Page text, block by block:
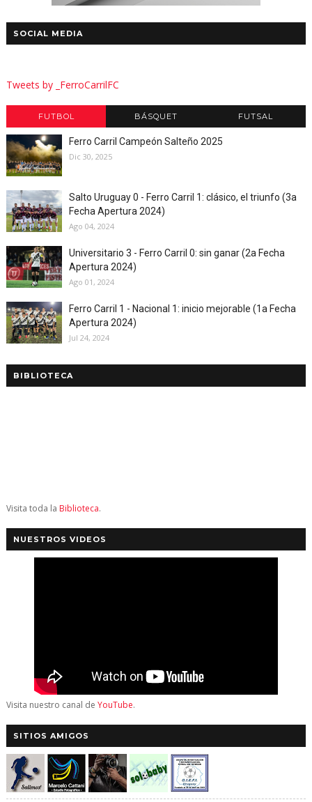
SOCIAL MEDIA
Tweets by _FerroCarrilFC
FUTBOL BÁSQUET FUTSAL
Ferro Carril Campeón Salteño 2025
Dic 30, 2025
Salto Uruguay 0 - Ferro Carril 1: clásico, el triunfo (3a
Fecha Apertura 2024)
Ago 04, 2024
Universitario 3 - Ferro Carril 0: sin ganar (2a Fecha
Apertura 2024)
Ago 01, 2024
Ferro Carril 1 - Nacional 1: inicio mejorable (1a Fecha
Apertura 2024)
Jul 24, 2024
BIBLIOTECA
Visita toda la Biblioteca.
NUESTROS VIDEOS
Visita nuestro canal de YouTube.
SITIOS AMIGOS